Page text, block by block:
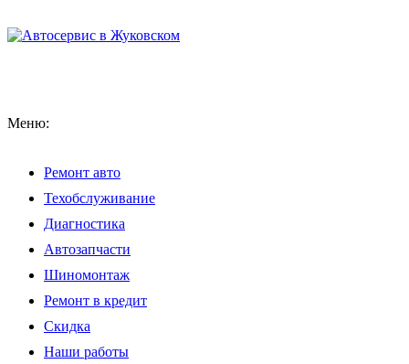
Меню:
Ремонт авто
Техобслуживание
Диагностика
Автозапчасти
Шиномонтаж
Ремонт в кредит
Скидка
Наши работы